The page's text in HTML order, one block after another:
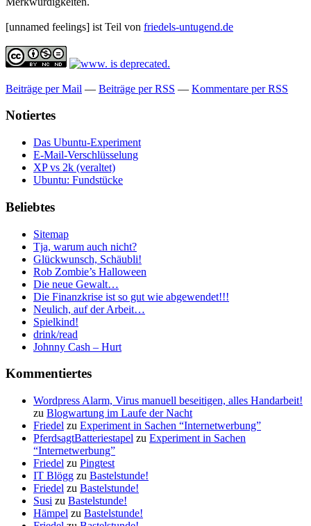
[unnamed feelings] ist Teil von friedels-untugend.de
Beiträge per Mail — Beiträge per RSS — Kommentare per RSS
Notiertes
Das Ubuntu-Experiment
E-Mail-Verschlüsselung
XP vs 2k (veraltet)
Ubuntu: Fundstücke
Beliebtes
Sitemap
Tja, warum auch nicht?
Glückwunsch, Schäubli!
Rob Zombie’s Halloween
Die neue Gewalt…
Die Finanzkrise ist so gut wie abgewendet!!!
Neulich, auf der Arbeit…
Spielkind!
drink/read
Johnny Cash – Hurt
Kommentiertes
Wordpress Alarm, Virus manuell beseitigen, alles Handarbeit!
zu Blogwartung im Laufe der Nacht
Friedel zu Experiment in Sachen “Internetwerbung”
PferdsagtBatteriestapel zu Experiment in Sachen
“Internetwerbung”
Friedel zu Pingtest
IT Blögg zu Bastelstunde!
Friedel zu Bastelstunde!
Susi zu Bastelstunde!
Hämpel zu Bastelstunde!